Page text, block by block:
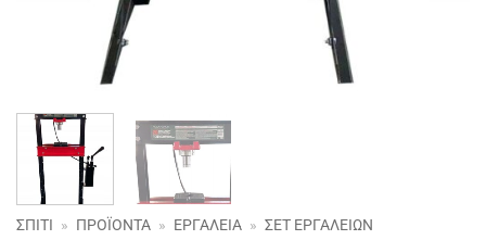
ΣΠΊΤΙ » ΠΡΟΪΌΝΤΑ » ΕΡΓΑΛΕΊΑ » ΣΕΤ ΕΡΓΑΛΕΊΩΝ